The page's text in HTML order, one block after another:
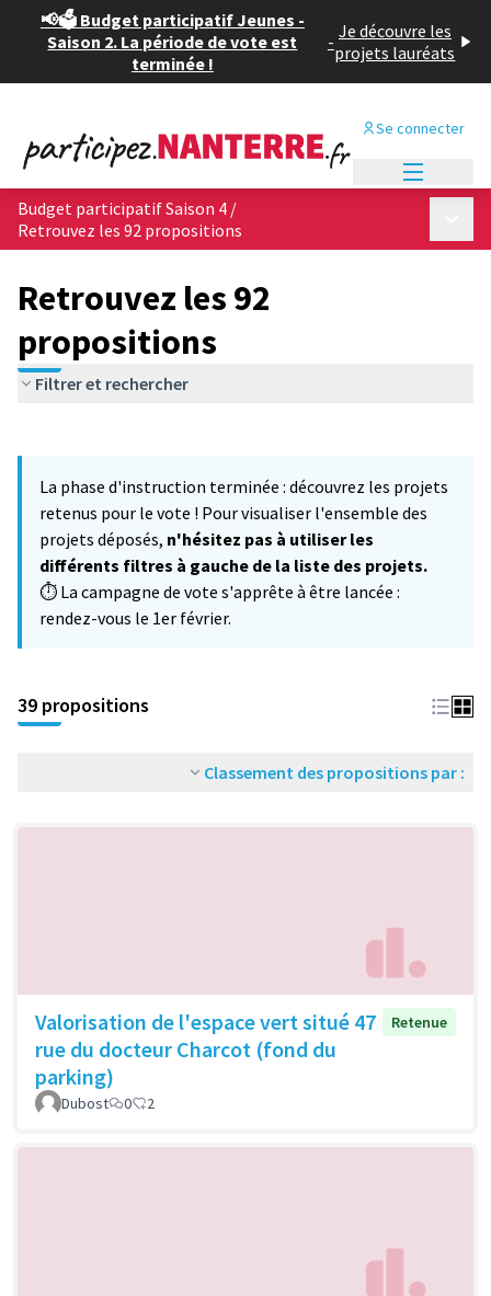
📢🗳️ Budget participatif Jeunes -
Saison 2. La période de vote est
terminée !
- Je découvre les
projets lauréats
Se connecter
Budget participatif Saison 4 /
Retrouvez les 92 propositions
Retrouvez les 92
propositions
Filtrer et rechercher
−
La phase d'instruction terminée : découvrez les projets
retenus pour le vote ! Pour visualiser l'ensemble des
projets déposés, n'hésitez pas à utiliser les
différents filtres à gauche de la liste des projets.
⏱️ La campagne de vote s'apprête à être lancée :
rendez-vous le 1er février.
39 propositions
Classement des propositions par :
Valorisation de l'espace vert situé 47
rue du docteur Charcot (fond du
parking)
Retenue
Dubost 0 2